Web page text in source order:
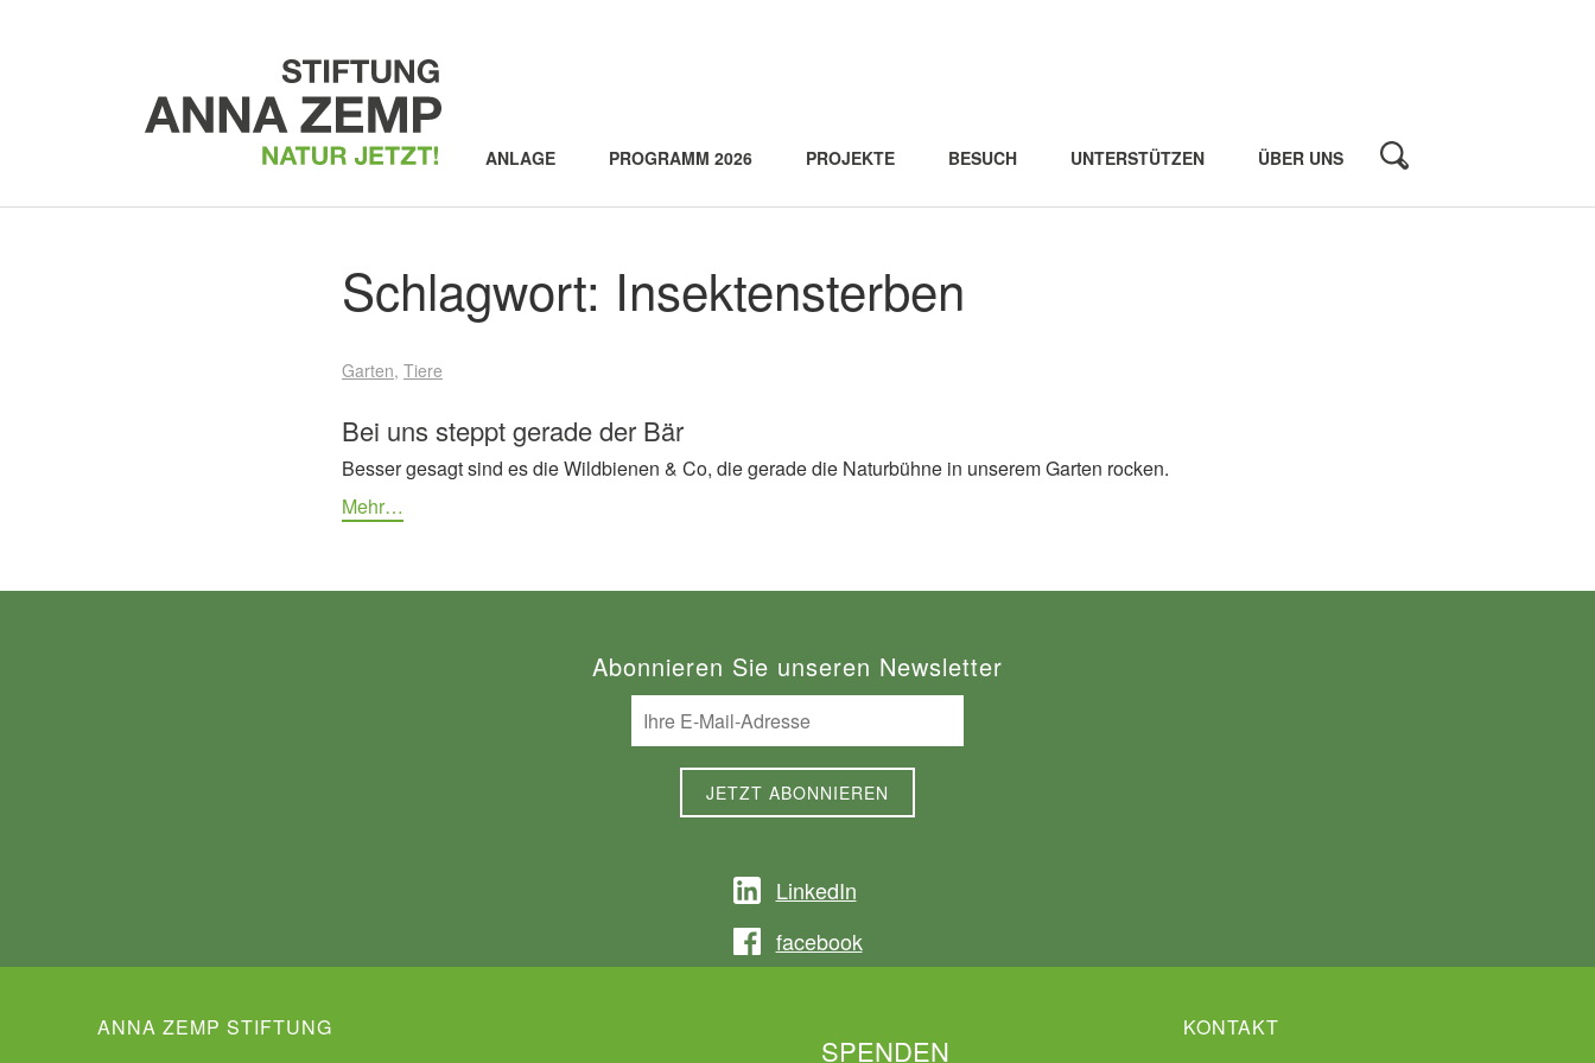
ANLAGE PROGRAMM 2026 PROJEKTE BESUCH UNTERSTÜTZEN ÜBER UNS
Schlagwort: Insektensterben
Garten Tiere
Bei uns steppt gerade der Bär
Besser gesagt sind es die Wildbienen & Co, die gerade die Naturbühne in unserem Garten rocken.
Mehr…
Abonnieren Sie unseren Newsletter
LinkedIn
facebook
ANNA ZEMP STIFTUNG
SPENDEN
KONTAKT